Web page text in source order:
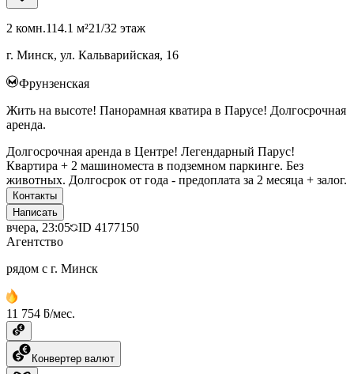
2 комн.114.1 м²21/32 этаж
г. Минск, ул. Кальварийская, 16
Фрунзенская
Жить на высоте! Панорамная кватира в Парусе! Долгосрочная
аренда.
Долгосрочная аренда в Центре! Легендарный Парус!
Квартира + 2 машиноместа в подземном паркинге. Без
животных. Долгосрок от года - предоплата за 2 месяца + залог.
Контакты
Написать
вчера, 23:05 ID 4177150
Агентство
рядом с г. Минск
11 754 ƃ/мес.
Конвертер валют